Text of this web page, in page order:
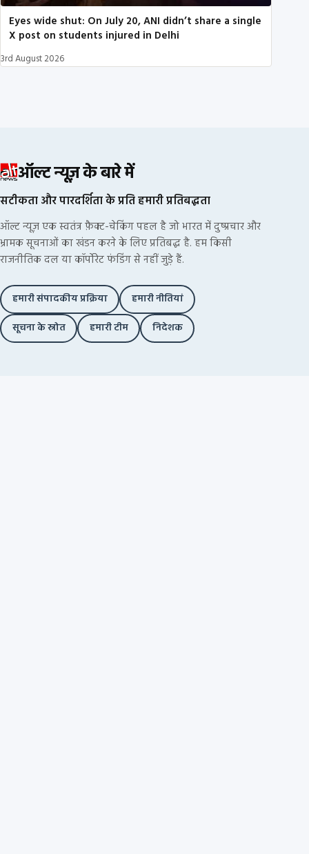
Eyes wide shut: On July 20, ANI didn’t share a single
X post on students injured in Delhi
3rd August 2026
ऑल्ट न्यूज़ के बारे में
सटीकता और पारदर्शिता के प्रति हमारी प्रतिबद्धता
ऑल्ट न्यूज़ एक स्वतंत्र फ़ैक्ट-चेकिंग पहल है जो भारत में दुष्प्रचार और
भ्रामक सूचनाओं का खंडन करने के लिए प्रतिबद्ध है. हम किसी
राजनीतिक दल या कॉर्पोरेट फंडिंग से नहीं जुड़े हैं.
हमारी संपादकीय प्रक्रिया
हमारी नीतियां
सूचना के स्रोत
हमारी टीम निदेशक